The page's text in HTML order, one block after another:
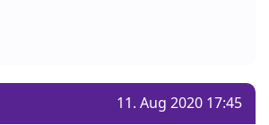
11. Aug 2020 17:45